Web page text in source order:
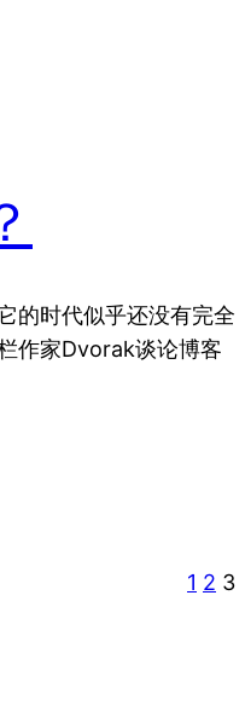
的时代似乎还没有完全
作家Dvorak谈论博客
1 2 3